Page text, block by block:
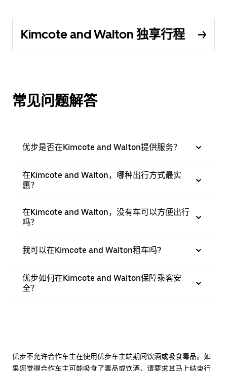
Kimcote and Walton 独享行程
常见问题解答
优步是否在Kimcote and Walton提供服务？
在Kimcote and Walton，哪种出行方式最实
惠？
在Kimcote and Walton，没有车可以方便出行
吗？
我可以在Kimcote and Walton租车吗?
优步如何在Kimcote and Walton保障乘客安
全？
优步不允许合作车主在使用优步车主端期间饮酒或吸食毒品。如
果您觉得合作车主可能吸食了毒品或饮酒，请要求其马上结束行